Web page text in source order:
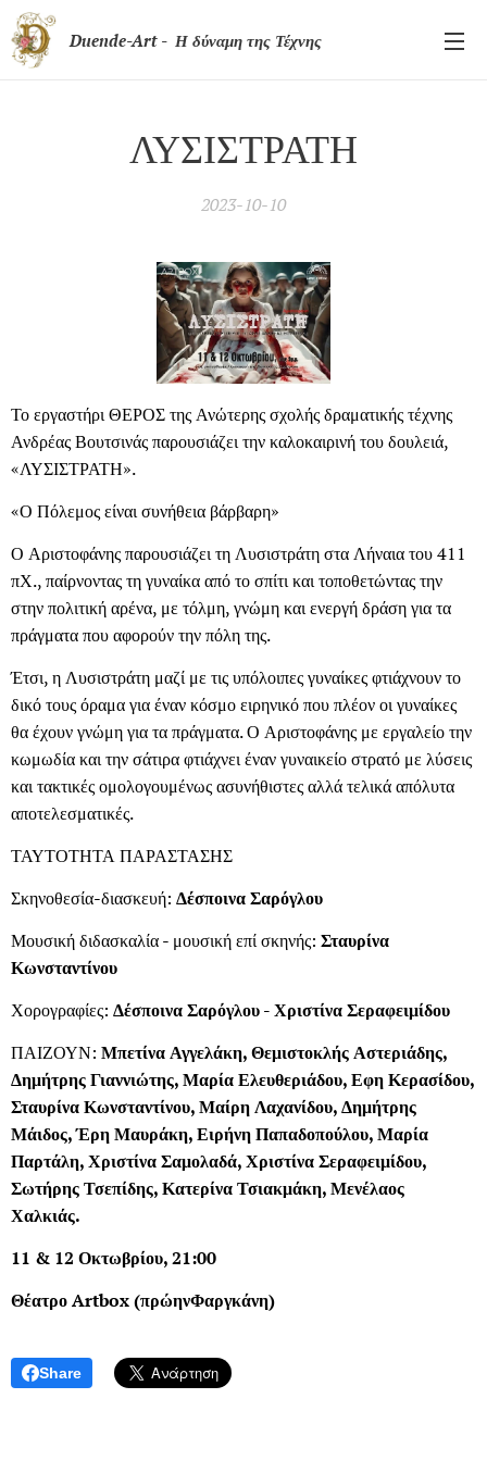
Duende-Art - Η δύναμη της Τέχνης
ΛΥΣΙΣΤΡΑΤΗ
2023-10-10
Το εργαστήρι ΘΕΡΟΣ της Ανώτερης σχολής δραματικής τέχνης
Ανδρέας Βουτσινάς παρουσιάζει την καλοκαιρινή του δουλειά,
«ΛΥΣΙΣΤΡΑΤΗ».
«Ο Πόλεμος είναι συνήθεια βάρβαρη»
Ο Αριστοφάνης παρουσιάζει τη Λυσιστράτη στα Λήναια του 411
πΧ., παίρνοντας τη γυναίκα από το σπίτι και τοποθετώντας την
στην πολιτική αρένα, με τόλμη, γνώμη και ενεργή δράση για τα
πράγματα που αφορούν την πόλη της.
Έτσι, η Λυσιστράτη μαζί με τις υπόλοιπες γυναίκες φτιάχνουν το
δικό τους όραμα για έναν κόσμο ειρηνικό που πλέον οι γυναίκες
θα έχουν γνώμη για τα πράγματα. Ο Αριστοφάνης με εργαλείο την
κωμωδία και την σάτιρα φτιάχνει έναν γυναικείο στρατό με λύσεις
και τακτικές ομολογουμένως ασυνήθιστες αλλά τελικά απόλυτα
αποτελεσματικές.
ΤΑΥΤΟΤΗΤΑ ΠΑΡΑΣΤΑΣΗΣ
Σκηνοθεσία-διασκευή: Δέσποινα Σαρόγλου
Μουσική διδασκαλία - μουσική επί σκηνής: Σταυρίνα
Κωνσταντίνου
Χορογραφίες: Δέσποινα Σαρόγλου - Χριστίνα Σεραφειμίδου
ΠΑΙΖΟΥΝ: Μπετίνα Αγγελάκη, Θεμιστοκλής Αστεριάδης,
Δημήτρης Γιαννιώτης, Μαρία Ελευθεριάδου, Εφη Κερασίδου,
Σταυρίνα Κωνσταντίνου, Μαίρη Λαχανίδου, Δημήτρης
Μάιδος, Έρη Μαυράκη, Ειρήνη Παπαδοπούλου, Μαρία
Παρτάλη, Χριστίνα Σαμολαδά, Χριστίνα Σεραφειμίδου,
Σωτήρης Τσεπίδης, Κατερίνα Τσιακμάκη, Μενέλαος
Χαλκιάς.
11 & 12 Οκτωβρίου, 21:00
ΘέατροArtbox (πρώηνΦαργκάνη)
Share